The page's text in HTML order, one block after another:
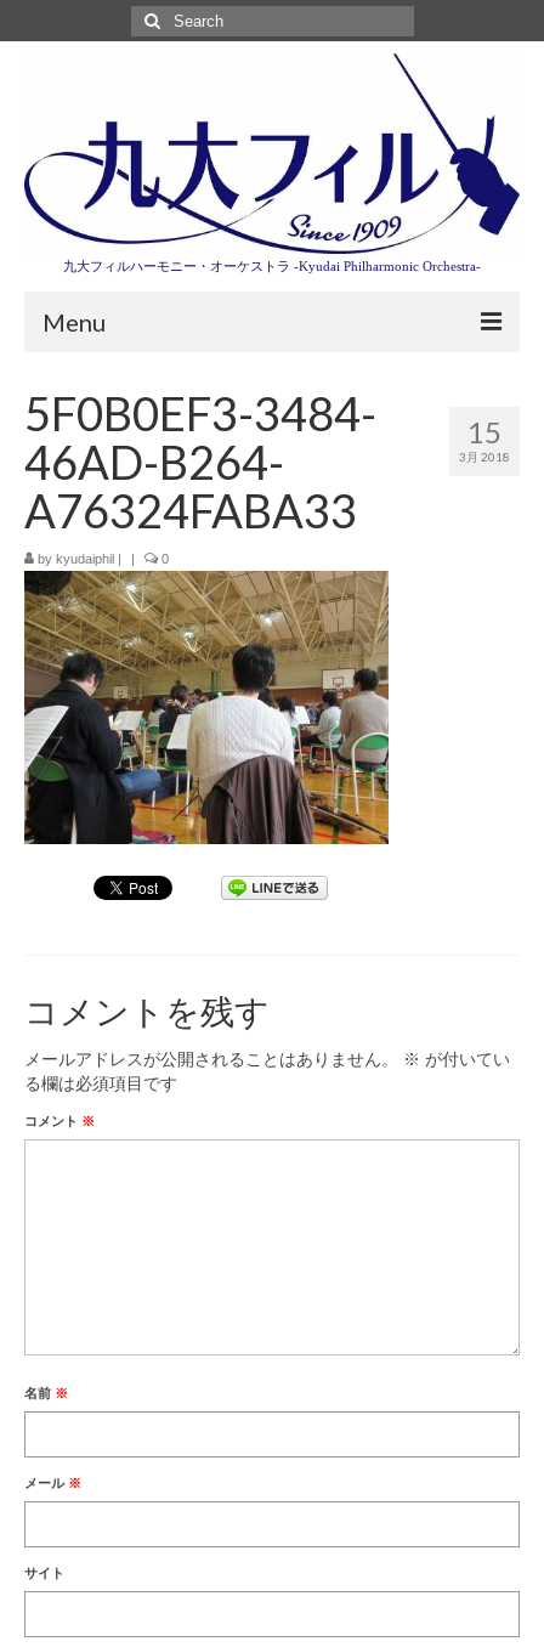
Search
for:
九大フィルハーモニー・オーケストラ -Kyudai Philharmonic Orchestra-
Menu
演奏会情報
九大フィルの歴史
ご寄付のお願い
演奏会の歴史
出張演奏
九大フィル特集ページ
団員専用ページ
15
3月 2018
5F0B0EF3-3484-
46AD-B264-
A76324FABA33
by kyudaiphil 0
コメントを残す
メールアドレスが公開されることはありません。 ※ が付いてい
る欄は必須項目です
コメント ※
名前 ※
メール ※
サイト